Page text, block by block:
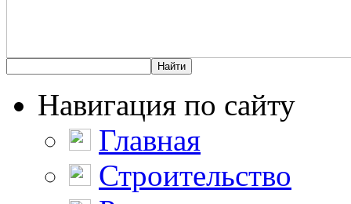
Навигация по сайту
Главная
Строительство